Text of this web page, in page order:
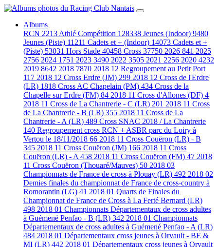
Albums
RCN 2213 Athlé Compétition 128338 Jeunes (Indoor) 9480
Jeunes (Piste) 11211 Cadets et + (Indoor) 14073 Cadets et +
(Piste) 53031 Hors Stade 40458 Cross 37750 2026 841 2025
2756 2024 1751 2023 3490 2022 3505 2021 2256 2020 4232
2019 8642 2018 7870 2018 12 Regroupement au Petit Port
117 2018 12 Cross Erdre (JM) 299 2018 12 Cross de l'Erdre
(LR) 1818 Cross AC Chapelain (PM) 434 Cross de la
Chapelle sur Erdre (FM) 84 2018 11 Cross d'Allones (DF) 4
2018 11 Cross de La Chantrerie - C (LR) 201 2018 11 Cross
de La Chantrerie - B (LR) 355 2018 11 Cross de La
Chantrerie - A (LR) 489 Cross SNAC 2018 / La Chantrerie
140 Regroupement cross RCN + ASBR parc du Loiry à
Vertou le 18/11/2018 66 2018 11 Cross Couëron (LR) - B
345 2018 11 Cross Couëron (JM) 166 2018 11 Cross
Couëron (LR) - A 458 2018 11 Cross Couëron (FM) 47 2018
11 Cross Couëron (Thouaré/Mauves) 50 2018 03
Championnats de France de cross à Plouay (LR) 492 2018 02
Demies finales du championnat de France de cross-country à
Romorantin (LG) 41 2018 01 Quarts de Finales du
Championnat de France de Cross à La Ferté Bernard (LR)
498 2018 01 Championnats Départementaux de cross adultes
à Guémené Penfao - B (LR) 342 2018 01 Championnats
Départementaux de cross adultes à Guémené Penfao - A (LR)
484 2018 01 Départementaux cross jeunes à Orvault - BE &
MI (LR) 442 2018 01 Départementaux cross jeunes à Orvault